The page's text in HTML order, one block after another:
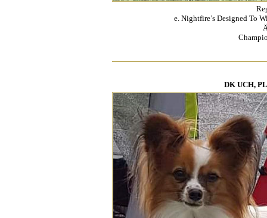
e. Nightfire’s Designed To
DK UCH,